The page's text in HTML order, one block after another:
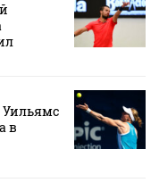
Уильямс
в